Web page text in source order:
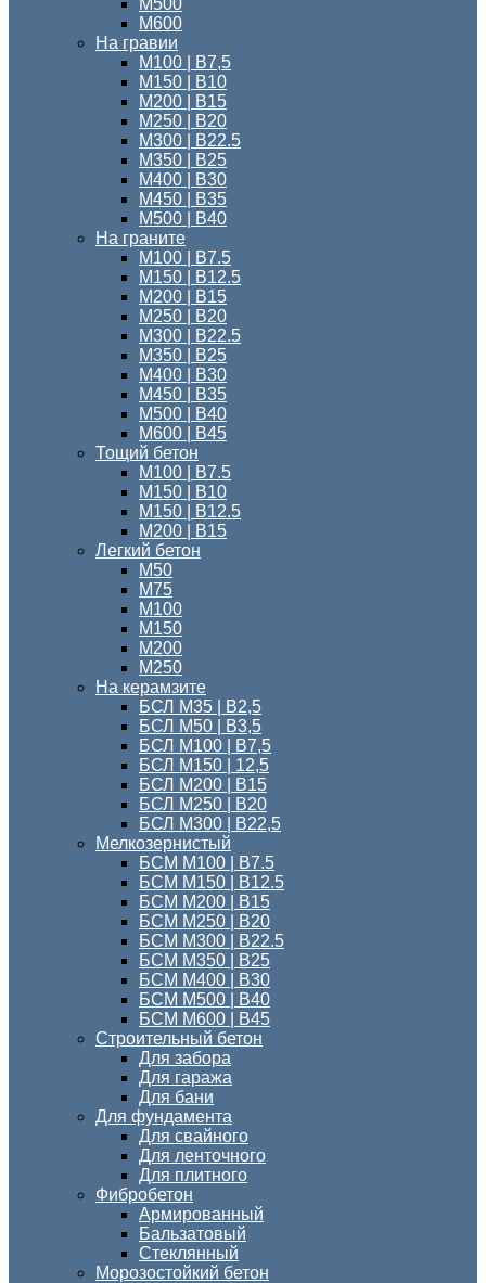
М500
М600
На гравии
М100 | B7,5
М150 | В10
М200 | B15
М250 | B20
М300 | B22.5
М350 | B25
М400 | B30
М450 | B35
М500 | B40
На граните
М100 | B7.5
M150 | B12.5
М200 | B15
М250 | B20
М300 | B22.5
М350 | B25
М400 | В30
М450 | В35
М500 | В40
М600 | В45
Тощий бетон
M100 | В7.5
М150 | B10
М150 | B12.5
М200 | В15
Легкий бетон
М50
М75
М100
М150
М200
М250
На керамзите
БСЛ М35 | В2,5
БСЛ М50 | В3,5
БСЛ М100 | В7,5
БСЛ М150 | 12,5
БСЛ М200 | В15
БСЛ M250 | В20
БСЛ М300 | B22,5
Мелкозернистый
БСМ M100 | B7.5
БСМ M150 | B12.5
БСМ М200 | В15
БСМ М250 | В20
БСМ М300 | В22.5
БСМ M350 | B25
БСМ М400 | B30
БСМ М500 | В40
БСМ М600 | В45
Строительный бетон
Для забора
Для гаража
Для бани
Для фундамента
Для свайного
Для ленточного
Для плитного
Фибробетон
Армированный
Бальзатовый
Стеклянный
Морозостойкий бетон